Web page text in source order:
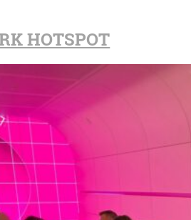
HOTSPOT